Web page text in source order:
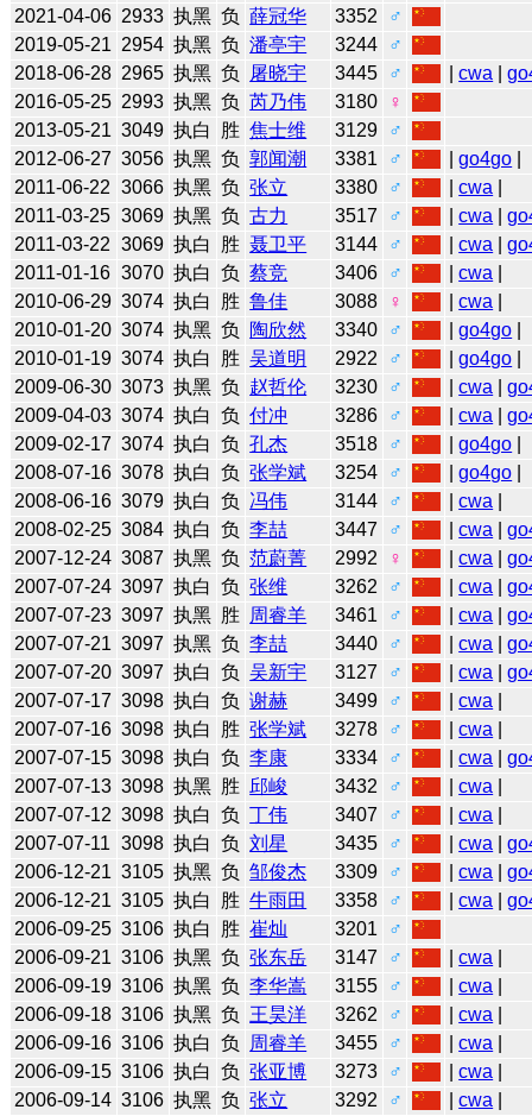
2021-04-06 2933 执黑 负 薛冠华 3352
♂
2019-05-21 2954 执黑 负 潘亭宇 3244
♂
2018-06-28 2965 执黑 负 屠晓宇 3445 ♂ |cwa |
2016-05-25 2993 执黑 负 芮乃伟 3180
♀
2013-05-21 3049 执白 胜 焦士维 3129
♂
2012-06-27 3056 执黑 负 郭闻潮 3381 ♂ |go4go
2011-06-22 3066 执黑 负 张立 3380 ♂ |cwa
2011-03-25 3069 执黑 负 古力 3517 ♂ |cwa |
2011-03-22 3069 执白 胜 聂卫平 3144 ♂ |cwa |
2011-01-16 3070 执白 负 蔡竞 3406 ♂ |cwa
2010-06-29 3074 执白 胜 鲁佳 3088 ♀ |cwa
2010-01-20 3074 执黑 负 陶欣然 3340 ♂ |go4go
2010-01-19 3074 执白 胜 吴道明 2922 ♂ |go4go
2009-06-30 3073 执黑 负 赵哲伦 3230 ♂ |cwa |
2009-04-03 3074 执白 负 付冲 3286 ♂ |cwa |
2009-02-17 3074 执白 负 孔杰 3518 ♂ |go4go
2008-07-16 3078 执白 负 张学斌 3254 ♂ |go4go
2008-06-16 3079 执白 负 冯伟 3144 ♂ |cwa
2008-02-25 3084 执白 负 李喆 3447 ♂ |cwa |
2007-12-24 3087 执黑 负 范蔚菁 2992 ♀ |cwa |
2007-07-24 3097 执白 负 张维 3262 ♂ |cwa |
2007-07-23 3097 执黑 胜 周睿羊 3461 ♂ |cwa |
2007-07-21 3097 执黑 负 李喆 3440 ♂ |cwa |
2007-07-20 3097 执白 负 吴新宇 3127 ♂ |cwa |
2007-07-17 3098 执白 负 谢赫 3499 ♂ |cwa
2007-07-16 3098 执白 胜 张学斌 3278 ♂ |cwa
2007-07-15 3098 执白 负 李康 3334 ♂ |cwa |
2007-07-13 3098 执黑 胜 邱峻 3432 ♂ |cwa
2007-07-12 3098 执白 负 丁伟 3407 ♂ |cwa
2007-07-11 3098 执白 负 刘星 3435 ♂ |cwa |
2006-12-21 3105 执黑 负 邹俊杰 3309 ♂ |cwa |
2006-12-21 3105 执白 胜 牛雨田 3358 ♂ |cwa |
2006-09-25 3106 执白 胜 崔灿 3201
♂
2006-09-21 3106 执黑 负 张东岳 3147 ♂ |cwa
2006-09-19 3106 执黑 负 李华嵩 3155 ♂ |cwa
2006-09-18 3106 执黑 负 王昊洋 3262 ♂ |cwa
2006-09-16 3106 执白 负 周睿羊 3455 ♂ |cwa
2006-09-15 3106 执白 负 张亚博 3273 ♂ |cwa
2006-09-14 3106 执黑 负 张立 3292 ♂ |cwa